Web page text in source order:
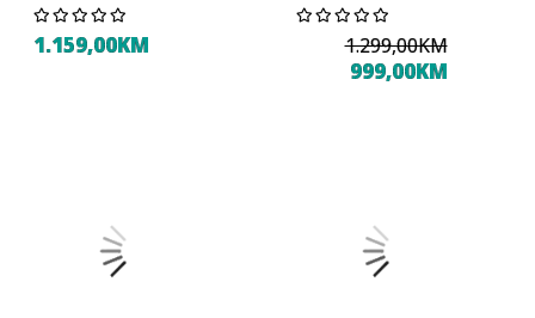
1.159,00KM 1.299,00KM
999,00KM